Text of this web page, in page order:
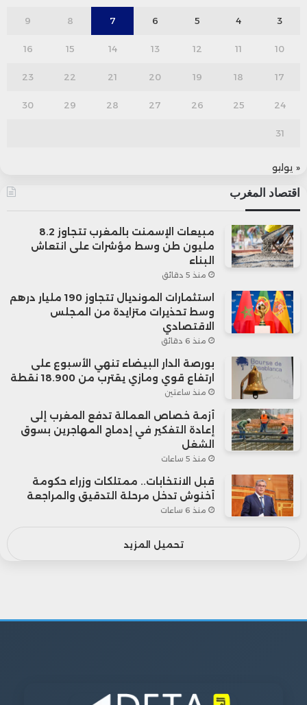
3
4
5
6
7
8
9
10
11
12
13
14
15
16
17
18
19
20
21
22
23
24
25
26
27
28
29
30
31
« يوليو
اقتصاد المغرب
مبيعات الإسمنت بالمغرب تتجاوز 8.2
مليون طن وسط مؤشرات على انتعاش
البناء
منذ 5 دقائق
استثمارات المونديال تتجاوز 190 مليار درهم
وسط تحذيرات متزايدة من المجلس
الاقتصادي
منذ 6 دقائق
بورصة الدار البيضاء تنهي الأسبوع على
ارتفاع قوي ومازي يقترب من 18.900 نقطة
منذ ساعتين
أزمة خصاص العمالة تدفع المغرب إلى
إعادة التفكير في إدماج المهاجرين بسوق
الشغل
منذ 5 ساعات
قبل الانتخابات.. ممتلكات وزراء حكومة
أخنوش تدخل مرحلة التدقيق والمراجعة
منذ 6 ساعات
تحميل المزيد